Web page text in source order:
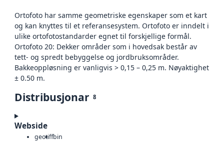
Ortofoto har samme geometriske egenskaper som et kart
og kan knyttes til et referansesystem. Ortofoto er inndelt i
ulike ortofotostandarder egnet til forskjellige formål.
Ortofoto 20: Dekker områder som i hovedsak består av
tett- og spredt bebyggelse og jordbruksområder.
Bakkeoppløsning er vanligvis > 0,15 – 0,25 m. Nøyaktighet
± 0.50 m.
Distribusjonar 8
Webside
geotiffbin